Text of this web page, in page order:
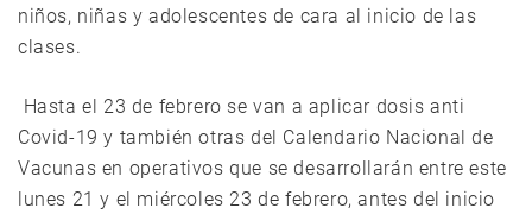
niños, niñas y adolescentes de cara al inicio de las
clases.
Hasta el 23 de febrero se van a aplicar dosis anti
Covid-19 y también otras del Calendario Nacional de
Vacunas en operativos que se desarrollarán entre este
lunes 21 y el miércoles 23 de febrero, antes del inicio